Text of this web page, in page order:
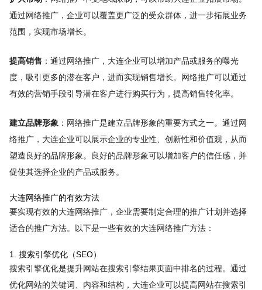
通过网络推广，企业可以覆盖更广泛的受众群体，进一步拓展业务
范围，实现市场增长。
提高销售 ：通过网络推广，大连企业可以增加产品或服务的曝光
度，吸引更多的潜在客户，进而实现销售增长。网络推广可以通过
有效的营销手段引导潜在客户进行购买行为，提高销售转化率。
建立品牌形象 ：网络推广是建立品牌形象的重要方式之一。通过网
络推广，大连企业可以展示企业的专业性、创新性和价值观，从而
塑造良好的品牌形象。良好的品牌形象可以增加客户的信任感，并
促使其选择企业的产品或服务。
大连网络推广的有效方法
要实现有效的大连网络推广，企业需要制定合理的推广计划并选择
适合的推广方法。以下是一些有效的大连网络推广方法：
1. 搜索引擎优化（SEO）
搜索引擎优化是提升网站在搜索引擎结果页面中排名的过程。通过
优化网站的关键词、内容和结构，大连企业可以提高网站在搜索引